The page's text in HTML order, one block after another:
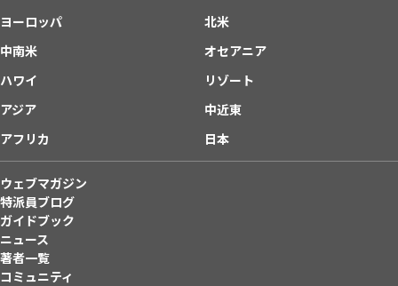
ヨーロッパ
北米
中南米
オセアニア
ハワイ
リゾート
アジア
中近東
アフリカ
日本
ウェブマガジン
特派員ブログ
ガイドブック
ニュース
著者一覧
コミュニティ